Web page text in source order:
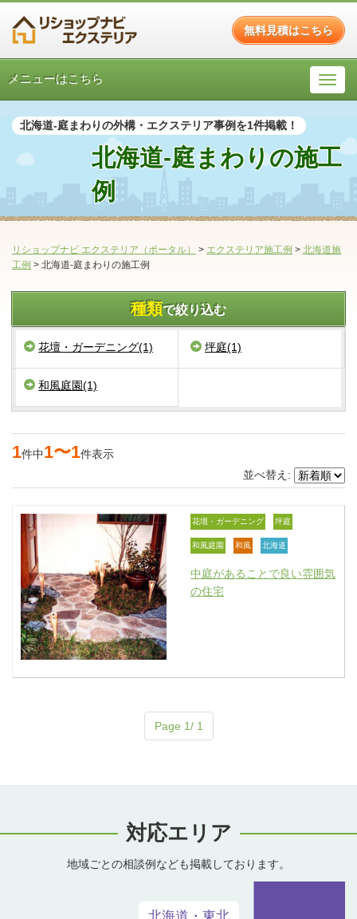
無料見積はこちら
メニューはこちら
北海道-庭まわりの外構・エクステリア事例を1件掲載！
北海道-庭まわりの施工
例
リショップナビ エクステリア（ポータル） > エクステリア施工例 > 北海道施
工例 > 北海道-庭まわりの施工例
種類で絞り込む
花壇・ガーデニング(1) 坪庭(1)
和風庭園(1)
1件中1〜1件表示
並べ替え:
花壇・ガーデニング 坪庭
和風庭園 和風 北海道
中庭があることで良い雰囲気
の住宅
Page 1/ 1
対応エリア
地域ごとの相談例なども掲載しております。